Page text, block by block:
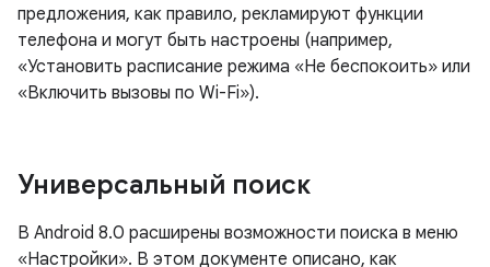
предложения, как правило, рекламируют функции
телефона и могут быть настроены (например,
«Установить расписание режима «Не беспокоить» или
«Включить вызовы по Wi-Fi»).
Универсальный поиск
В Android 8.0 расширены возможности поиска в меню
«Настройки». В этом документе описано, как